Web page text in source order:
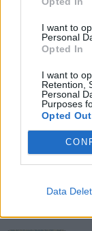
I want to
Personal
Opted In
I want to
Retention,
Personal
Purposes
Opted Out
Data
Magyarország